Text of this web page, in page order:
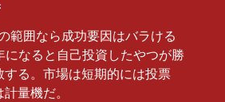
範囲なら成功要因はバラける
になると自己投資したやつが勝
する。市場は短期的には投票
量機だ。